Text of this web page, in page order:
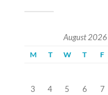
August 2026
M T W T F
3
4 5 6 7